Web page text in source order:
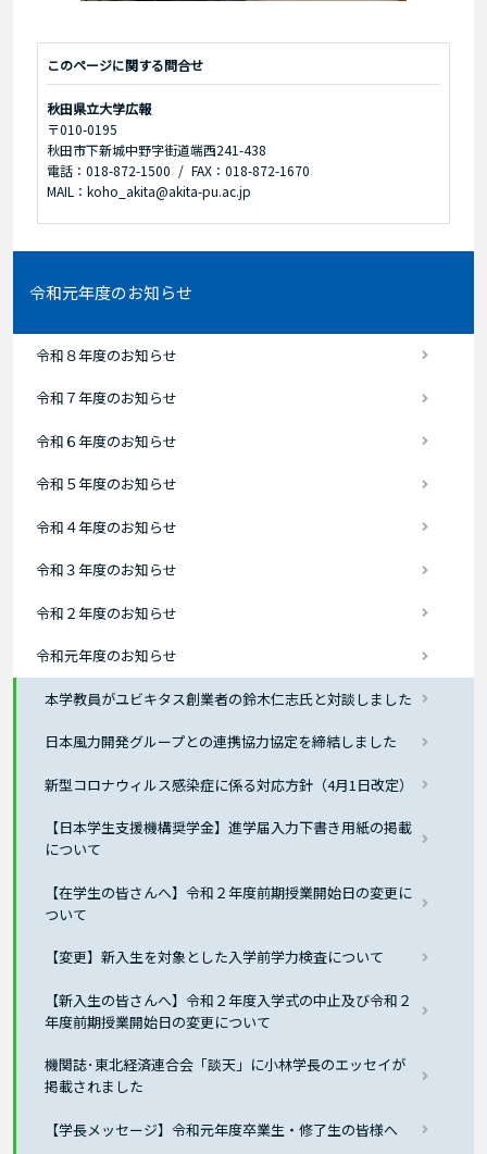
このページに関する問合せ
秋田県立大学広報
〒010-0195
秋田市下新城中野字街道端西241-438
電話：018-872-1500
FAX：018-872-1670
MAIL：koho_akita@akita-pu.ac.jp
令和元年度のお知らせ
令和８年度のお知らせ
令和７年度のお知らせ
令和６年度のお知らせ
令和５年度のお知らせ
令和４年度のお知らせ
令和３年度のお知らせ
令和２年度のお知らせ
令和元年度のお知らせ
本学教員がユビキタス創業者の鈴木仁志氏と対談しました
日本風力開発グループとの連携協力協定を締結しました
新型コロナウィルス感染症に係る対応方針（4月1日改定）
【日本学生支援機構奨学金】進学届入力下書き用紙の掲載
について
【在学生の皆さんへ】令和２年度前期授業開始日の変更に
ついて
【変更】新入生を対象とした入学前学力検査について
【新入生の皆さんへ】令和２年度入学式の中止及び令和２
年度前期授業開始日の変更について
機関誌･東北経済連合会「談天」に小林学長のエッセイが
掲載されました
【学長メッセージ】令和元年度卒業生・修了生の皆様へ